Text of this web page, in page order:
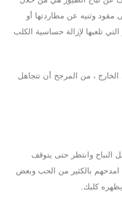
مقود وثنيه عن مطاردتها أو
التي تلعبها لإزالة حساسية الكلب
، من المرجح أن تتجاهل
النباح وانتظر حتى يتوقف
، امدحهم بالكثير من الحب وبعض
كلبك.